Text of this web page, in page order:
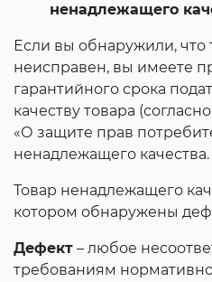
ненадлежащего
Если вы обнаружили,
неисправен, вы имеете
гарантийного срока
качеству товара
«О защите прав
ненадлежащего качества.
Товар ненадлежащего
котором обнаружены
Дефект – любое
требованиям